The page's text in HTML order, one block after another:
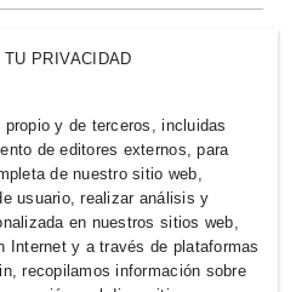
PRIVACIDAD
y de terceros, incluidas
de editores externos, para
de nuestro sitio web,
usuario, realizar análisis y
en nuestros sitios web,
Internet y a través de plataformas
recopilamos información sobre